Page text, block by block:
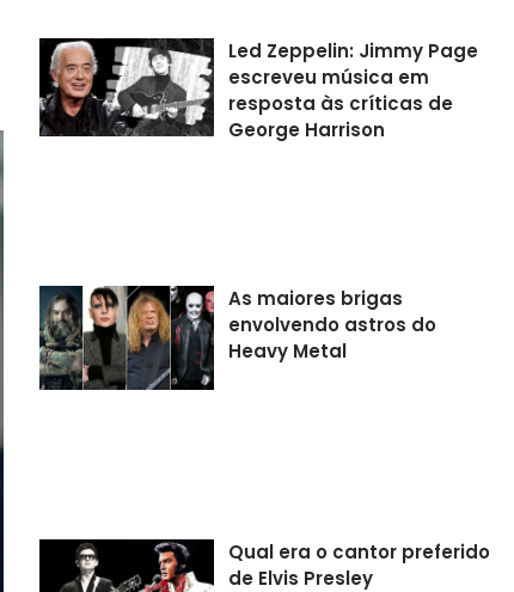
Led Zeppelin: Jimmy Page
escreveu música em
resposta às críticas de
George Harrison
As maiores brigas
envolvendo astros do
Heavy Metal
Qual era o cantor preferido
de Elvis Presley